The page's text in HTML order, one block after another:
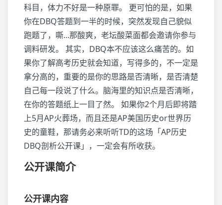
科目，体力不好是一种原罪。 更可怕的是，如果
你在DBQ答题到一半的时候，突然发现自己貌似
跑题了，嘶...那酸爽，老坛酸菜面都会邀请你参与
调料研发。 其实，DBQ本不应该这么痛苦的。如
果你了解高考历史就会知道，写得多的，不一定是
拿分高的，重要的是你的思路是否清晰，是否清楚
自己每一段说了什么。脑海里的知识点是否清晰，
在你的答题纸上一目了然。 如果你2个月后即将踏
上5月AP火葬场，而且还是AP美国历史or世界历
史的童鞋，那请务必来听听TD的这场「AP历史
DBQ剖析公开课」，一定会有所收获。
公开课简介
公开课内容